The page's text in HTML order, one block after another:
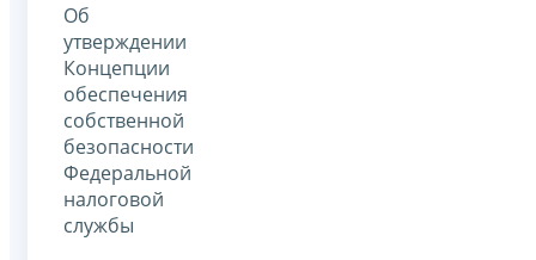
Об
утверждении
Концепции
обеспечения
собственной
безопасности
Федеральной
налоговой
службы